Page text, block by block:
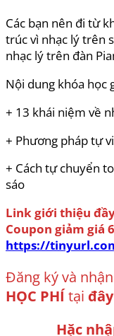
Các bạn nên đi từ
trúc vì nhạc lý trên
nhạc lý trên đàn
Nội dung khóa học
+ 13 khái niệm về
+ Phương pháp tự
+ Cách tự chuyển
sáo
Link giới thiệu
Coupon giảm giá
https://
Đăng ký và
HỌC PHÍtại đây
Hặc